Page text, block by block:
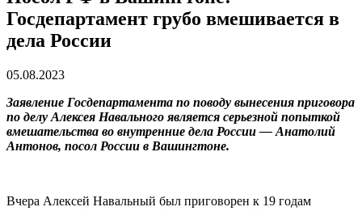
Госдепартамент грубо вмешивается в
дела России
05.08.2023
Заявление Госдепартамента по поводу вынесения приговора
по делу Алексея Навального является серьезной попыткой
вмешательства во внутренние дела России — Анатолий
Антонов, посол России в Вашингтоне.
Вчера Алексей Навальный был приговорен к 19 годам